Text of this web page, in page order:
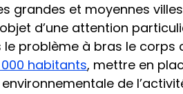
grandes et moyennes
d’une attention
le problème à bras le
habitants, mettre en
de